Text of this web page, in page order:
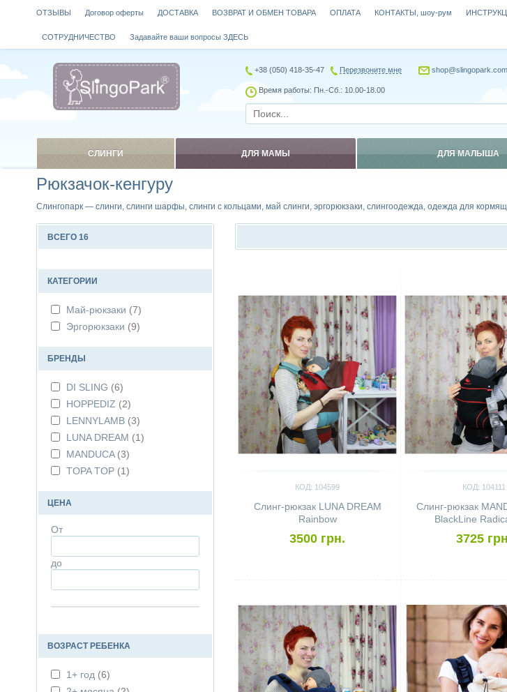
Рюкзачок-кенгуру
Слингопарк — слинги, слинги шарфы, слинги с кольцами, май слинги, эргорюкзаки, слингоодежда, одежда для
ВСЕГО 16
КАТЕГОРИИ
Май-рюкзаки (7)
Эргорюкзаки (9)
БРЕНДЫ
DI SLING (6)
HOPPEDIZ (2)
LENNYLAMB (3)
LUNA DREAM (1)
MANDUCA (3)
TOPA TOP (1)
ЦЕНА
От
до
ВОЗРАСТ РЕБЕНКА
1+ год (6)
КОД: 104599
Слинг-рюкзак LUNA DREAM
Rainbow
3500 грн.
КОД: 104111
Слинг-рюкзак
BlackLine
3725
ОТЗЫВЫ Договор оферты ДОСТАВКА ВОЗВРАТ И ОБМЕН ТОВАРА ОПЛАТА КОНТАКТЫ, шоу-рум
СОТРУДНИЧЕСТВО Задавайте ваши вопросы ЗДЕСЬ
+38 (050) 418-35-47 Перезвоните мне shop@slingopark.com
Время работы: Пн.-Сб.: 10.00-18.00
СЛИНГИ ДЛЯ МАМЫ ДЛЯ МАЛЫША